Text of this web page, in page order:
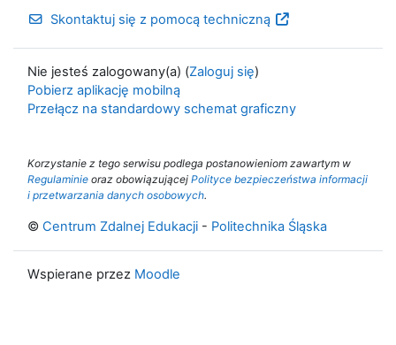
Skontaktuj się z pomocą techniczną
Nie jesteś zalogowany(a) (Zaloguj się)
Pobierz aplikację mobilną
Przełącz na standardowy schemat graficzny
Korzystanie z tego serwisu podlega postanowieniom zawartym w
Regulaminie oraz obowiązującej Polityce bezpieczeństwa informacji
i przetwarzania danych osobowych.
© Centrum Zdalnej Edukacji - Politechnika Śląska
Wspierane przez Moodle